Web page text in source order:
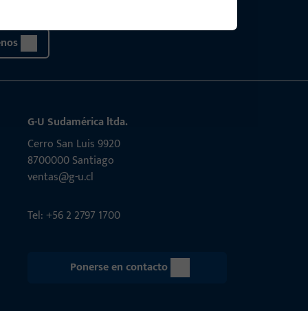
G-U Sudamérica ltda.
Cerro San Luis 9920
8700000 Santiago
ventas@g-u.cl
Tel: +56 2 2797 1700
Ponerse en contacto